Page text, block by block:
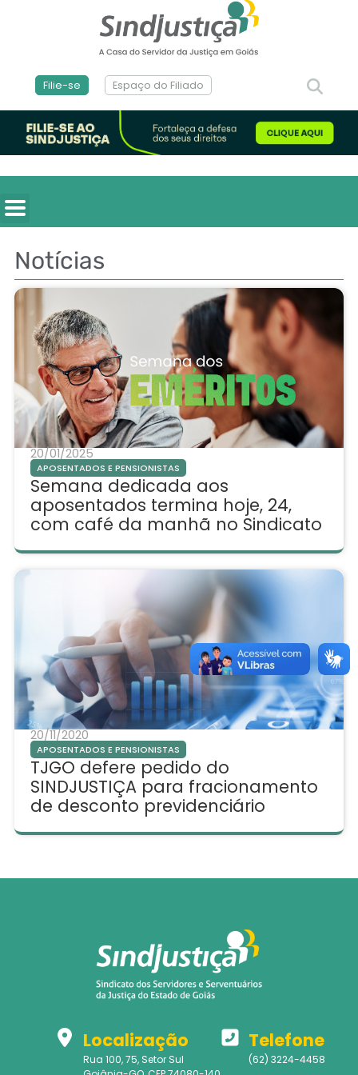
Filie-se Espaço do Filiado
Notícias
20/01/2025
APOSENTADOS E PENSIONISTAS
Semana dedicada aos
aposentados termina hoje, 24,
com café da manhã no Sindicato
20/11/2020
APOSENTADOS E PENSIONISTAS
TJGO defere pedido do
SINDJUSTIÇA para fracionamento
de desconto previdenciário
Localização
Rua 100, 75, Setor Sul
Telefone
(62) 3224-4458